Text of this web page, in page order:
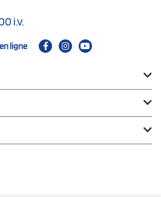
i.v.
ligne